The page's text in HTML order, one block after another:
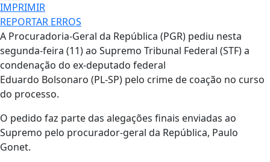
IMPRIMIR
REPORTAR ERROS
A Procuradoria-Geral da República (PGR) pediu nesta
segunda-feira (11) ao Supremo Tribunal Federal (STF) a
condenação do ex-deputado federal
Eduardo Bolsonaro (PL-SP) pelo crime de coação no curso
do processo.
O pedido faz parte das alegações finais enviadas ao
Supremo pelo procurador-geral da República, Paulo
Gonet.